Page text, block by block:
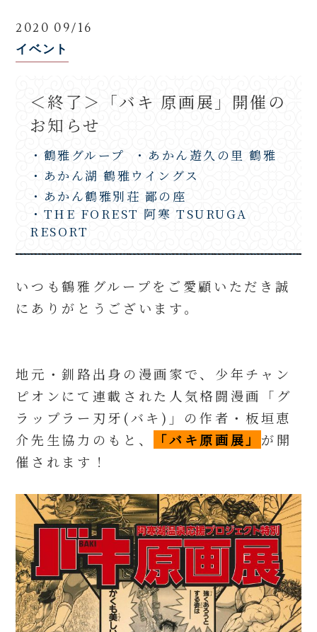
2020 09/16
イベント
＜終了＞「バキ 原画展」開催の
お知らせ
・鶴雅グループ
・あかん遊久の里 鶴雅
・あかん湖 鶴雅ウイングス
・あかん鶴雅別荘 鄙の座
・THE FOREST 阿寒 TSURUGA
RESORT
いつも鶴雅グループをご愛顧いただき誠
にありがとうございます。
地元・釧路出身の漫画家で、少年チャン
ピオンにて連載された人気格闘漫画「グ
ラップラー刃牙(バキ)」の作者・板垣恵
介先生協力のもと、
「バキ原画展」 が開
催されます！